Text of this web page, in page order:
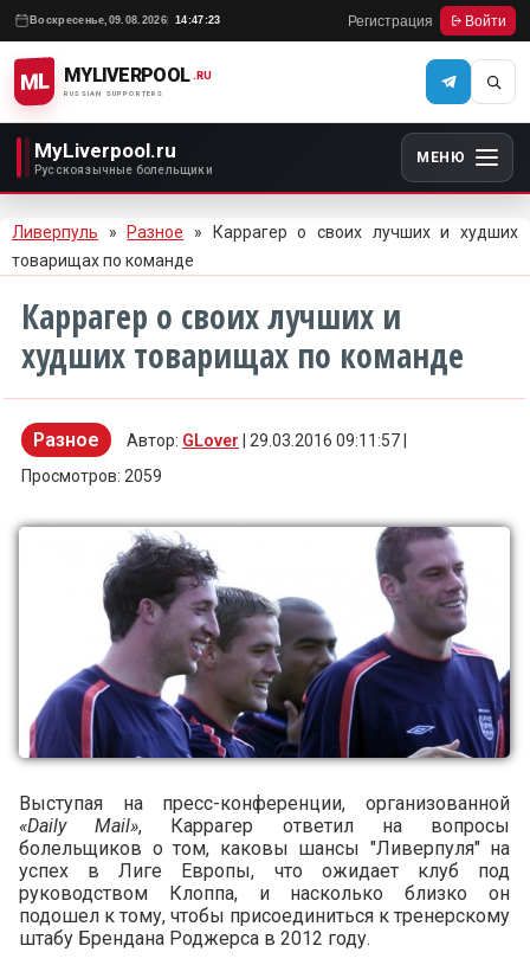
Воскресенье, 09.08.2026 14:47:23 Регистрация Войти
ML MYLIVERPOOL
RUSSIAN SUPPORTERS
.RU
MyLiverpool.ru
Русскоязычные болельщики
МЕНЮ
Ливерпуль » Разное » Каррагер о своих лучших и худших
товарищах по команде
Каррагер о своих лучших и
худших товарищах по команде
Разное Автор: GLover | 29.03.2016 09:11:57 |
Просмотров: 2059
Выступая на пресс-конференции, организованной
«Daily Mail», Каррагер ответил на вопросы
болельщиков о том, каковы шансы "Ливерпуля" на
успех в Лиге Европы, что ожидает клуб под
руководством Клоппа, и насколько близко он
подошел к тому, чтобы присоединиться к тренерскому
штабу Брендана Роджерса в 2012 году.